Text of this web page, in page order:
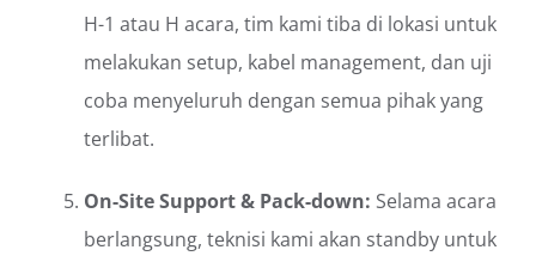
H-1 atau H acara, tim kami tiba di lokasi untuk
melakukan setup, kabel management, dan uji
coba menyeluruh dengan semua pihak yang
terlibat.
On-Site Support & Pack-down: Selama acara
berlangsung, teknisi kami akan standby untuk